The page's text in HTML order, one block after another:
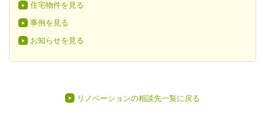
住宅物件を見る
事例を見る
お知らせを見る
リノベーションの相談先一覧に戻る